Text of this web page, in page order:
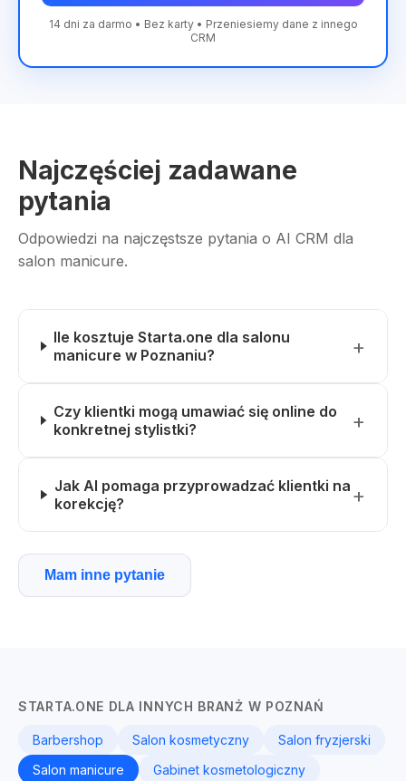
14 dni za darmo • Bez karty • Przeniesiemy dane z innego
CRM
Najczęściej zadawane
pytania
Odpowiedzi na najczęstsze pytania o AI CRM dla
salon manicure.
Ile kosztuje Starta.one dla salonu
manicure w Poznaniu?
Czy klientki mogą umawiać się online do
konkretnej stylistki?
Jak AI pomaga przyprowadzać klientki na
korekcję?
Mam inne pytanie
STARTA.ONE DLA INNYCH BRANŻ W POZNAŃ
Barbershop Salon kosmetyczny
Salon fryzjerski
Salon manicure
Gabinet kosmetologiczny